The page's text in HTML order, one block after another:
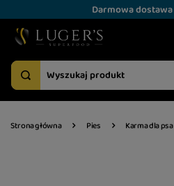
Darmowa dostawa
Strona główna Pies Karma dla psa